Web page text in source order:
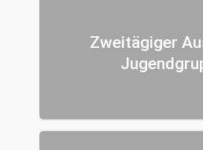
Zweitägiger